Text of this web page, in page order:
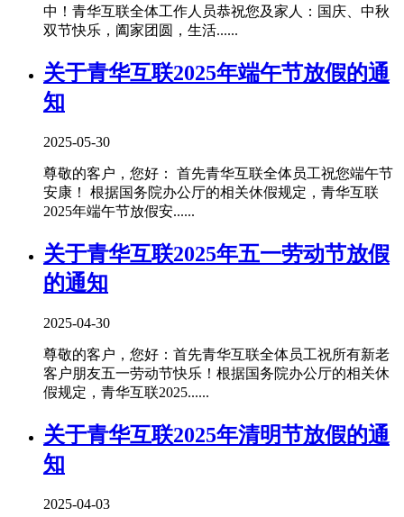
中！青华互联全体工作人员恭祝您及家人：国庆、中秋
双节快乐，阖家团圆，生活......
关于青华互联2025年端午节放假的通
知
2025-05-30
尊敬的客户，您好： 首先青华互联全体员工祝您端午节
安康！ 根据国务院办公厅的相关休假规定，青华互联
2025年端午节放假安......
关于青华互联2025年五一劳动节放假
的通知
2025-04-30
尊敬的客户，您好：首先青华互联全体员工祝所有新老
客户朋友五一劳动节快乐！根据国务院办公厅的相关休
假规定，青华互联2025......
关于青华互联2025年清明节放假的通
知
2025-04-03